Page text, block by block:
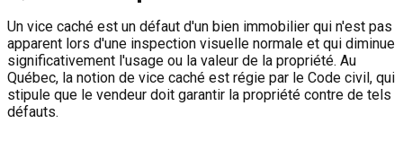
Un vice caché est un défaut d'un bien immobilier qui n'est pas
apparent lors d'une inspection visuelle normale et qui diminue
significativement l'usage ou la valeur de la propriété. Au
Québec, la notion de vice caché est régie par le Code civil, qui
stipule que le vendeur doit garantir la propriété contre de tels
défauts.